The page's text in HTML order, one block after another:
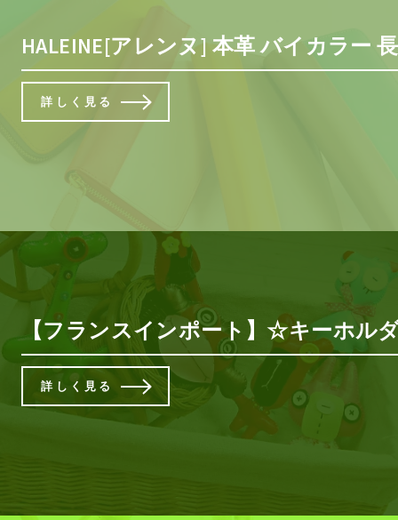
HALEINE[アレンヌ] 本革 バイカラー
詳しく見る
【フランスインポート】☆キーホル
詳しく見る